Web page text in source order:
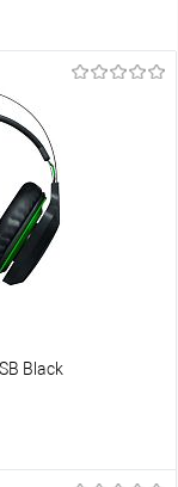
Black